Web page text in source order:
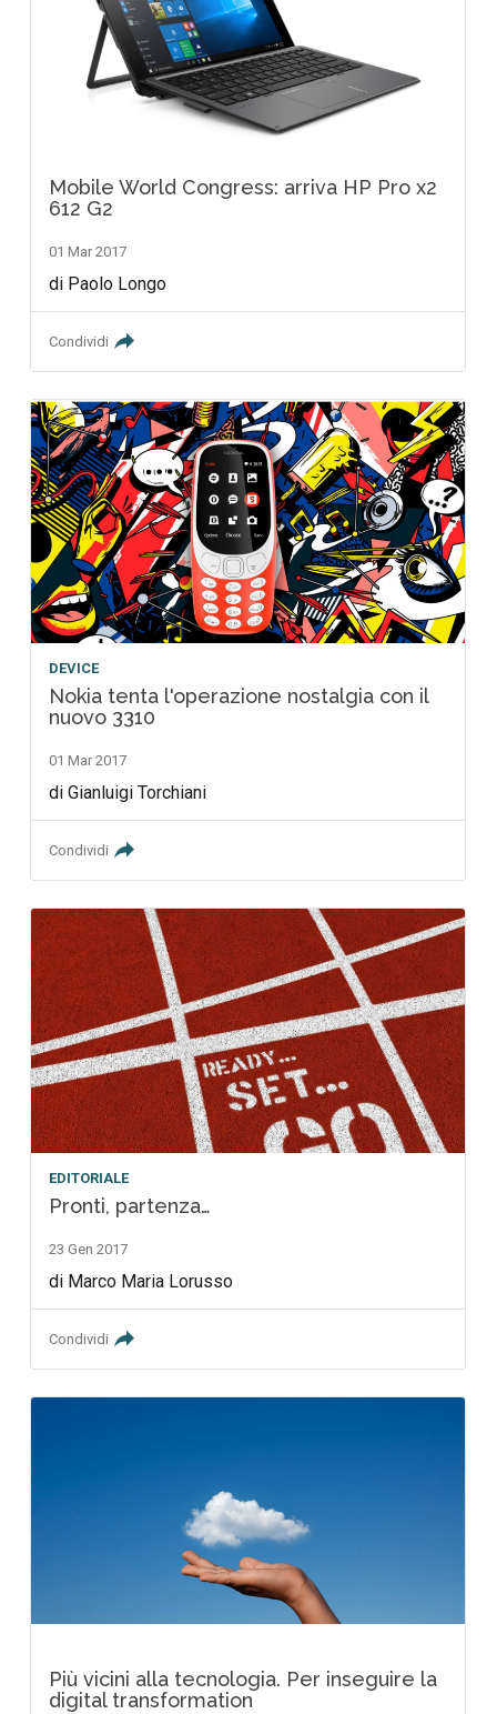
Mobile World Congress: arriva HP Pro x2
612 G2
01 Mar 2017
di Paolo Longo
Condividi
DEVICE
Nokia tenta l'operazione nostalgia con il
nuovo 3310
01 Mar 2017
di Gianluigi Torchiani
Condividi
EDITORIALE
Pronti, partenza…
23 Gen 2017
di Marco Maria Lorusso
Condividi
Più vicini alla tecnologia. Per inseguire la
digital transformation